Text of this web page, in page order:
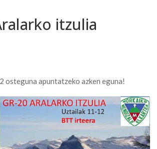
itzulia
apuntatzeko azken eguna!